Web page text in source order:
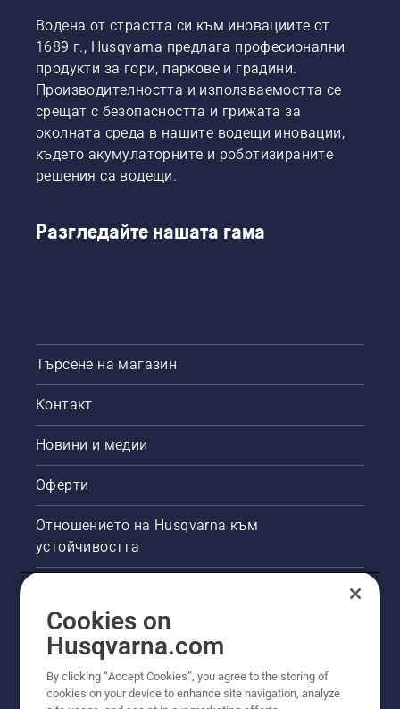
верижни триони.
Водена от страстта си към иновациите от
1689 г., Husqvarna предлага професионални
продукти за гори, паркове и градини.
Производителността и използваемостта се
срещат с безопасността и грижата за
околната среда в нашите водещи иновации,
където акумулаторните и роботизираните
решения са водещи.
Разгледайте нашата гама
Търсене на магазин
Контакт
Новини и медии
Оферти
Отношението на Husqvarna към
устойчивостта
Други сайтове на Husqvarna
Cookies on
Husqvarna.com
By clicking “Accept Cookies”, you agree to the storing of
cookies on your device to enhance site navigation, analyze